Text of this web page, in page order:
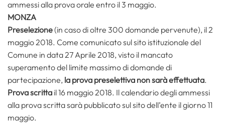
ammessi alla prova orale entro il 3 maggio.
MONZA
Preselezione(in caso di oltre 300 domande pervenute), il 2
maggio 2018. Come comunicato sul sito istituzionale del
Comune in data 27 Aprile 2018, visto il mancato
superamento del limite massimo di domande di
partecipazione, la prova preselettiva non sarà effettuata.
Prova scritta il 16 maggio 2018. Il calendario degli ammessi
alla prova scritta sarà pubblicato sul sito dell’ente il giorno 11
maggio.